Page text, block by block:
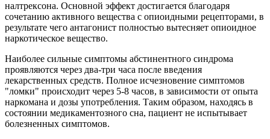
налтрексона. Основной эффект достигается благодаря
сочетанию активного вещества с опиоидными рецепторами, в
результате чего антагонист полностью вытесняет опиоидное
наркотическое вещество.
Наиболее сильные симптомы абстинентного синдрома
проявляются через два-три часа после введения
лекарственных средств. Полное исчезновение симптомов
"ломки" происходит через 5-8 часов, в зависимости от опыта
наркомана и дозы употребления. Таким образом, находясь в
состоянии медикаментозного сна, пациент не испытывает
болезненных симптомов.